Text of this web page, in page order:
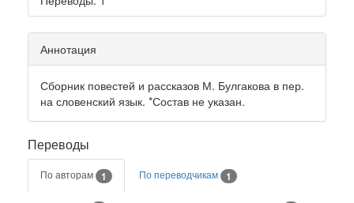
Аннотация
Сборник повестей и рассказов М. Булгакова в пер.
на словенский язык. *Состав не указан.
Переводы
По авторам 1 По переводчикам 1